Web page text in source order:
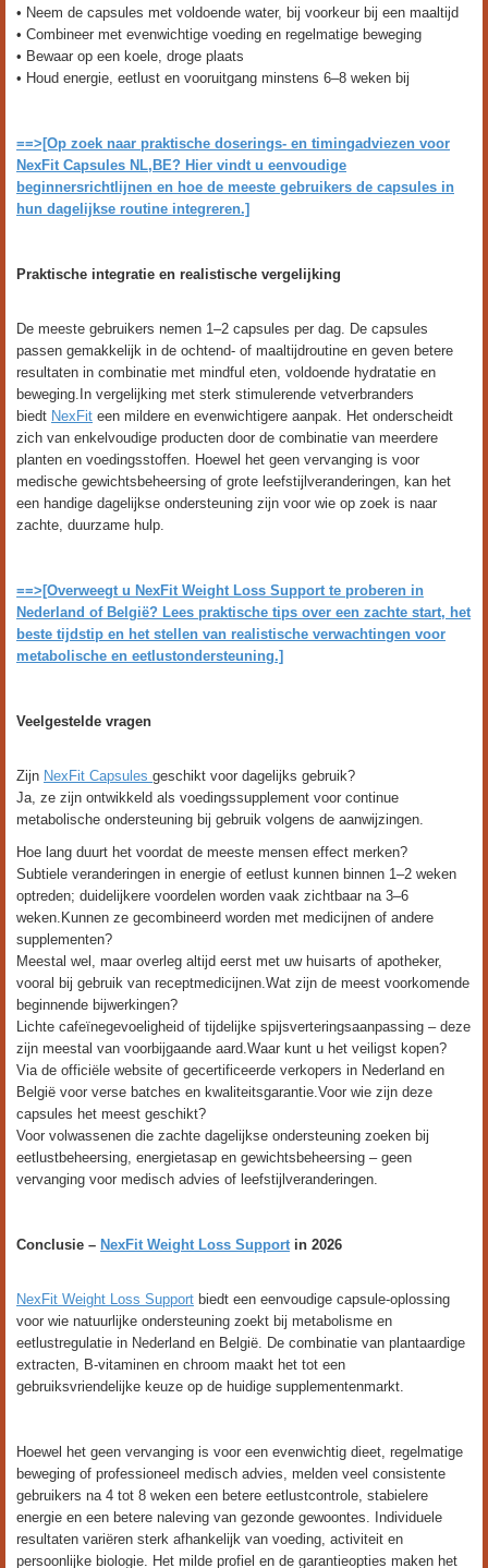
• Neem de capsules met voldoende water, bij voorkeur bij een maaltijd
• Combineer met evenwichtige voeding en regelmatige beweging
• Bewaar op een koele, droge plaats
• Houd energie, eetlust en vooruitgang minstens 6–8 weken bij
==>[Op zoek naar praktische doserings- en timingadviezen voor
NexFit Capsules NL,BE? Hier vindt u eenvoudige
beginnersrichtlijnen en hoe de meeste gebruikers de capsules in
hun dagelijkse routine integreren.]
Praktische integratie en realistische vergelijking
De meeste gebruikers nemen 1–2 capsules per dag. De capsules
passen gemakkelijk in de ochtend- of maaltijdroutine en geven betere
resultaten in combinatie met mindful eten, voldoende hydratatie en
beweging.In vergelijking met sterk stimulerende vetverbranders
biedt NexFit een mildere en evenwichtigere aanpak. Het onderscheidt
zich van enkelvoudige producten door de combinatie van meerdere
planten en voedingsstoffen. Hoewel het geen vervanging is voor
medische gewichtsbeheersing of grote leefstijlveranderingen, kan het
een handige dagelijkse ondersteuning zijn voor wie op zoek is naar
zachte, duurzame hulp.
==>[Overweegt u NexFit Weight Loss Support te proberen in
Nederland of België? Lees praktische tips over een zachte start, het
beste tijdstip en het stellen van realistische verwachtingen voor
metabolische en eetlustondersteuning.]
Veelgestelde vragen
Zijn NexFit Capsules geschikt voor dagelijks gebruik?
Ja, ze zijn ontwikkeld als voedingssupplement voor continue
metabolische ondersteuning bij gebruik volgens de aanwijzingen.
Hoe lang duurt het voordat de meeste mensen effect merken?
Subtiele veranderingen in energie of eetlust kunnen binnen 1–2 weken
optreden; duidelijkere voordelen worden vaak zichtbaar na 3–6
weken.Kunnen ze gecombineerd worden met medicijnen of andere
supplementen?
Meestal wel, maar overleg altijd eerst met uw huisarts of apotheker,
vooral bij gebruik van receptmedicijnen.Wat zijn de meest voorkomende
beginnende bijwerkingen?
Lichte cafeïnegevoeligheid of tijdelijke spijsverteringsaanpassing – deze
zijn meestal van voorbijgaande aard.Waar kunt u het veiligst kopen?
Via de officiële website of gecertificeerde verkopers in Nederland en
België voor verse batches en kwaliteitsgarantie.Voor wie zijn deze
capsules het meest geschikt?
Voor volwassenen die zachte dagelijkse ondersteuning zoeken bij
eetlustbeheersing, energietasap en gewichtsbeheersing – geen
vervanging voor medisch advies of leefstijlveranderingen.
Conclusie – NexFit Weight Loss Support in 2026
NexFit Weight Loss Support biedt een eenvoudige capsule-oplossing
voor wie natuurlijke ondersteuning zoekt bij metabolisme en
eetlustregulatie in Nederland en België. De combinatie van plantaardige
extracten, B-vitaminen en chroom maakt het tot een
gebruiksvriendelijke keuze op de huidige supplementenmarkt.
Hoewel het geen vervanging is voor een evenwichtig dieet, regelmatige
beweging of professioneel medisch advies, melden veel consistente
gebruikers na 4 tot 8 weken een betere eetlustcontrole, stabielere
energie en een betere naleving van gezonde gewoontes. Individuele
resultaten variëren sterk afhankelijk van voeding, activiteit en
persoonlijke biologie. Het milde profiel en de garantieopties maken het